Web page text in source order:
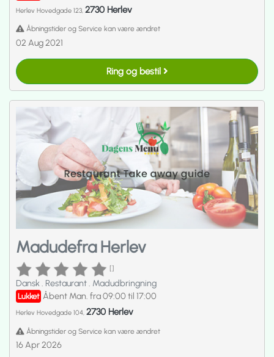
Herlev Hovedgade 123, 2730 Herlev
Åbningstider og Service kan være ændret
02 Aug 2021
Ring og bestil
Madudefra Herlev
[]
Dansk. Restaurant. Madudbringning
Lukket Åbent Man. fra 09:00 til 17:00
Herlev Hovedgade 104, 2730 Herlev
Åbningstider og Service kan være ændret
16 Apr 2026